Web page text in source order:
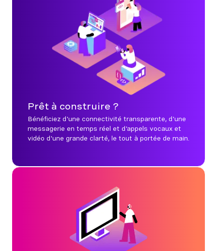
Prêt à construire ?
Bénéficiez d'une connectivité transparente, d'une
messagerie en temps réel et d'appels vocaux et
vidéo d'une grande clarté, le tout à portée de main.